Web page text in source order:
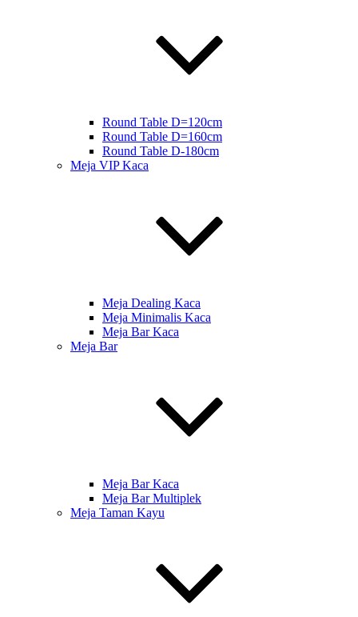
Round Table D=120cm
Round Table D=160cm
Round Table D-180cm
Meja VIP Kaca
Meja Dealing Kaca
Meja Minimalis Kaca
Meja Bar Kaca
Meja Bar
Meja Bar Kaca
Meja Bar Multiplek
Meja Taman Kayu